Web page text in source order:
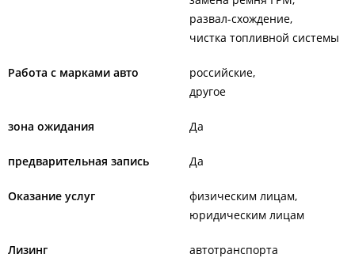
развал-схождение
чистка топливной системы
Работа с марками авто
российские
другое
зона ожидания Да
предварительная запись Да
Оказание услуг
физическим лицам
юридическим лицам
Лизинг автотранспорта